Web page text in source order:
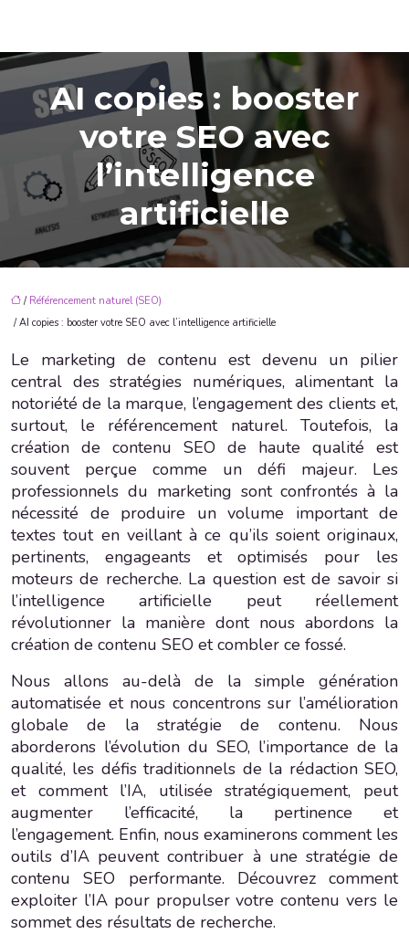
AI copies : booster
votre SEO avec
l’intelligence
artificielle
/ Référencement naturel (SEO)
/ AI copies : booster votre SEO avec l’intelligence artificielle
Le marketing de contenu est devenu un pilier
central des stratégies numériques, alimentant la
notoriété de la marque, l’engagement des clients et,
surtout, le référencement naturel. Toutefois, la
création de contenu SEO de haute qualité est
souvent perçue comme un défi majeur. Les
professionnels du marketing sont confrontés à la
nécessité de produire un volume important de
textes tout en veillant à ce qu’ils soient originaux,
pertinents, engageants et optimisés pour les
moteurs de recherche. La question est de savoir si
l’intelligence artificielle peut réellement
révolutionner la manière dont nous abordons la
création de contenu SEO et combler ce fossé.
Nous allons au-delà de la simple génération
automatisée et nous concentrons sur l’amélioration
globale de la stratégie de contenu. Nous
aborderons l’évolution du SEO, l’importance de la
qualité, les défis traditionnels de la rédaction SEO,
et comment l’IA, utilisée stratégiquement, peut
augmenter l’efficacité, la pertinence et
l’engagement. Enfin, nous examinerons comment les
outils d’IA peuvent contribuer à une stratégie de
contenu SEO performante. Découvrez comment
exploiter l’IA pour propulser votre contenu vers le
sommet des résultats de recherche.